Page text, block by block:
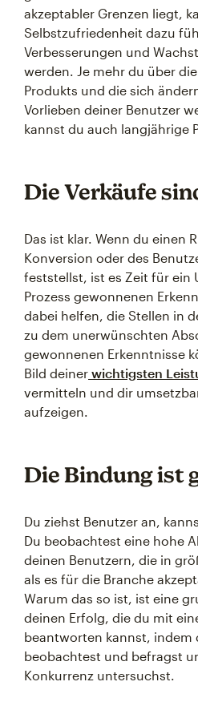
akzeptabler Grenzen liegt,
Selbstzufriedenheit dazu
Verbesserungen und
werden. Je mehr du über
Produkts und die sich
Vorlieben deiner Benutzer
kannst du auch langjährige
Die Verkäufe
Das ist klar. Wenn du einen
Konversion oder des
feststellst, ist es Zeit für ein
Prozess gewonnenen
dabei helfen, die Stellen in
zu dem unerwünschten
gewonnenen Erkenntnisse
Bild deiner wichtigsten
vermitteln und dir
aufzeigen.
Die Bindung ist
Du ziehst Benutzer an,
Du beobachtest eine hohe
deinen Benutzern, die in
als es für die Branche
Warum das so ist, ist eine
deinen Erfolg, die du mit
beantworten kannst, indem
beobachtest und befragst
Konkurrenz untersuchst.